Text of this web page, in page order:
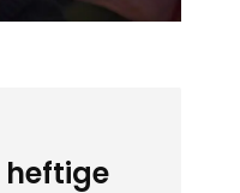
heftige